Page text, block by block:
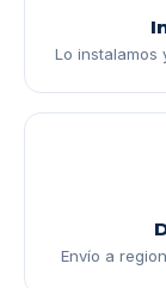
Lo
Envío a